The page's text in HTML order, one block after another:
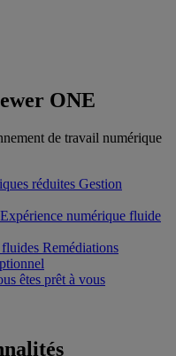
ONE
de travail numérique
réduites Gestion
Expérience numérique fluide
Remédiations
êtes prêt à vous